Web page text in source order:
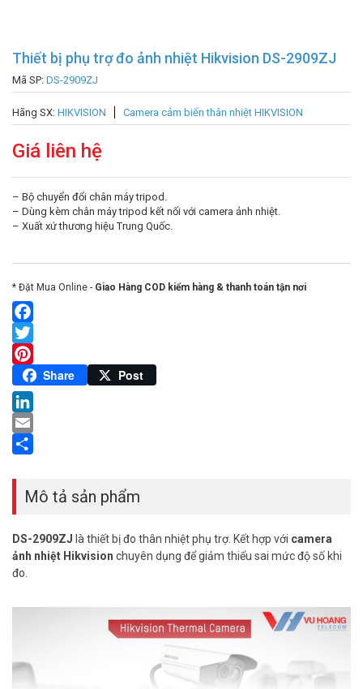
Thiết bị phụ trợ đo ảnh nhiệt Hikvision DS-2909ZJ
Mã SP: DS-2909ZJ
Hãng SX: HIKVISION Camera cảm biến thân nhiệt HIKVISION
Giá liên hệ
– Bộ chuyển đổi chân máy tripod.
– Dùng kèm chân máy tripod kết nối với camera ảnh nhiệt.
– Xuất xứ thương hiệu Trung Quốc.
* Đặt Mua Online - Giao Hàng COD kiểm hàng & thanh toán tận nơi
Facebook
Twitter
Pinterest
Share Post
LinkedIn
Email
Mô tả sản phẩm
DS-2909ZJ là thiết bị đo thân nhiệt phụ trợ. Kết hợp với camera
ảnh nhiệt Hikvision chuyên dụng để giảm thiểu sai mức độ số khi
đo.